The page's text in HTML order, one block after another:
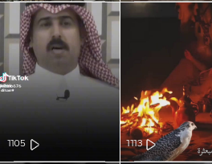
1113
1105